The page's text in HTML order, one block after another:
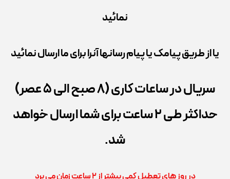
نمائید
یا از طریق پیامک یا پیام رسانها آنرا برای ما ارسال نمائید
سریال در ساعات کاری (8 صبح الی 5 عصر)
حداکثر طی 2 ساعت برای شما ارسال خواهد
شد.